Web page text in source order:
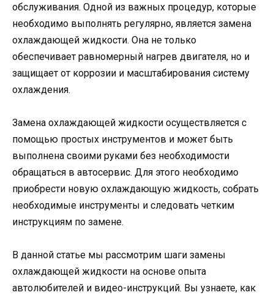
обслуживания. Одной из важных процедур, которые
необходимо выполнять регулярно, является замена
охлаждающей жидкости. Она не только
обеспечивает равномерный нагрев двигателя, но и
защищает от коррозии и масштабирования систему
охлаждения.
Замена охлаждающей жидкости осуществляется с
помощью простых инструментов и может быть
выполнена своими руками без необходимости
обращаться в автосервис. Для этого необходимо
приобрести новую охлаждающую жидкость, собрать
необходимые инструменты и следовать четким
инструкциям по замене.
В данной статье мы рассмотрим шаги замены
охлаждающей жидкости на основе опыта
автолюбителей и видео-инструкций. Вы узнаете, как